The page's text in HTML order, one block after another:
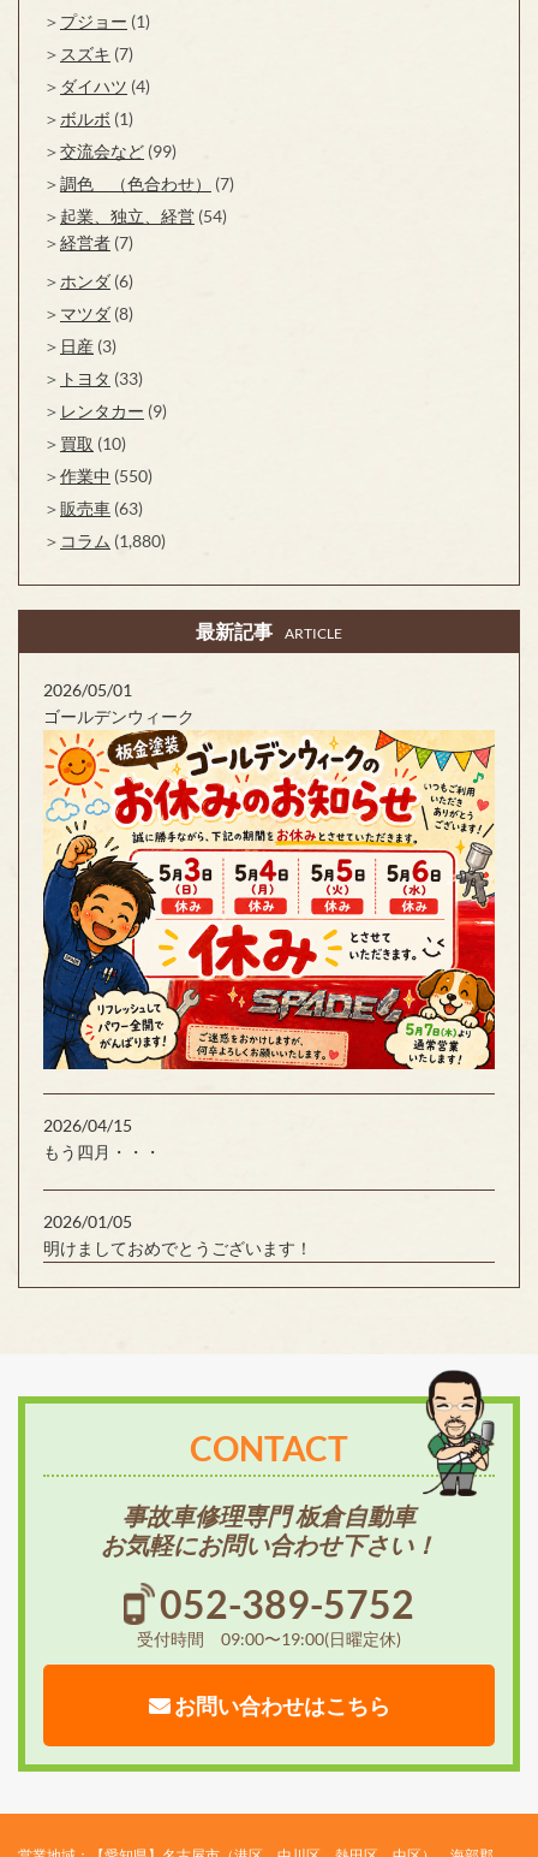
プジョー (1)
スズキ (7)
ダイハツ (4)
ボルボ (1)
交流会など (99)
調色 （色合わせ）
(7)
起業、独立、経営 (54)
経営者 (7)
ホンダ (6)
マツダ (8)
日産 (3)
トヨタ (33)
レンタカー (9)
買取 (10)
作業中 (550)
販売車 (63)
コラム (1,880)
最新記事 ARTICLE
2026/05/01
ゴールデンウィーク
2026/04/15
もう四月・・・
2026/01/05
明けましておめでとうございます！
CONTACT
事故車修理専門 板倉自動車
お気軽にお問い合わせ下さい！
052-389-5752
受付時間 09:00〜19:00(日曜定休)
お問い合わせはこちら